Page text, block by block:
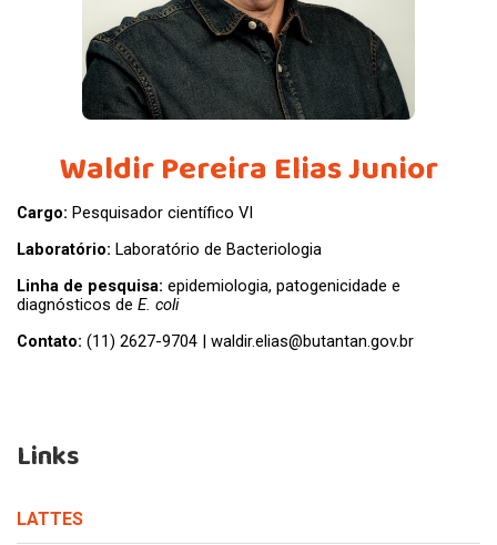
Waldir Pereira Elias Junior
Cargo: Pesquisador científico VI
Laboratório: Laboratório de Bacteriologia
Linha de pesquisa: epidemiologia, patogenicidade e
diagnósticos de E. coli
Contato: (11) 2627-9704 | waldir.elias@butantan.gov.br
Links
LATTES